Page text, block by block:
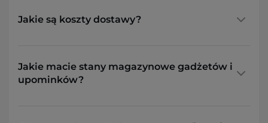
Jakie są koszty dostawy?
Jakie macie stany magazynowe gadżetów i
upominków?